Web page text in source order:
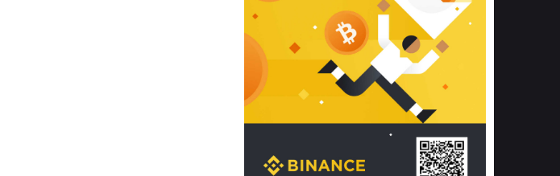
phòng ngủ đối với sức khỏe con
người tại Sleep Foundation (External
Link) để có cái nhìn toàn diện hơn.
2. Các tiêu chí vàng khi lựa chọn
chăn ga gối đệm cao cấp cho phòng
ngủ
Để sở hữu một bộ chăn ga gối đệm
cao cấp hoàn hảo cả về thẩm mỹ lẫn
công năng, người tiêu dùng cần cân
nhắc kỹ lưỡng các tiêu chí quan trọng